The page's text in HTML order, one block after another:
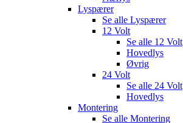
Lyspærer
Se alle Lyspærer
12 Volt
Se alle 12 Volt
Hovedlys
Øvrig
24 Volt
Se alle 24 Volt
Hovedlys
Montering
Se alle Montering